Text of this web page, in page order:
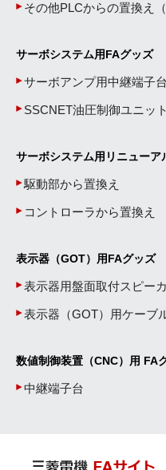
その他PLCからの置換え
サーボシステム用FAグッズ
サーボアンプ用中継端子台
SSCNET油圧制御ユニット
サーボシステム用リニューア
駆動部から置換え
コントローラから置換え
表示器（GOT）用FAグッズ
表示器用盤面取付スピーカ
表示器（GOT）用ケーブ
数値制御装置（CNC）用 FA
中継端子台